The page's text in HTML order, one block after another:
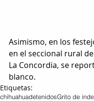
Asimismo, en los
en el seccional rural de
La Concordia, se
blanco.
Etiquetas:
chihuahuadetenidosGrito de